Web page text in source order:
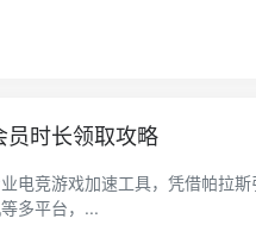
时长领取攻略
电竞游戏加速工具，凭借帕拉
多平台，...